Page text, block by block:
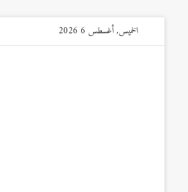
الخميس, أغسطس 6 2026